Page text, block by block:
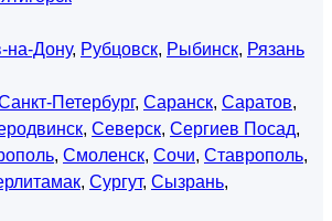
на-Дону, Рубцовск, Рыбинск, Рязань
Петербург, Саранск, Саратов,
, Северск, Сергиев Посад,
, Смоленск, Сочи, Ставрополь,
, Сургут, Сызрань,